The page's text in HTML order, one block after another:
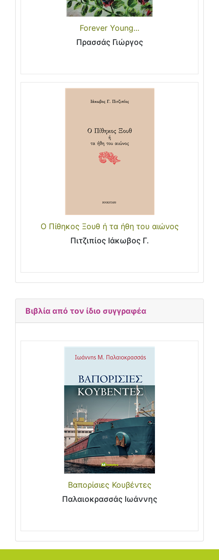
Forever Young...
Πρασσάς Γιώργος
Ο Πίθηκος Ξουθ ή τα ήθη του αιώνος
Πιτζιπίος Ιάκωβος Γ.
Βιβλία από τον ίδιο συγγραφέα
Βαπορίσιες Κουβέντες
Παλαιοκρασσάς Ιωάννης